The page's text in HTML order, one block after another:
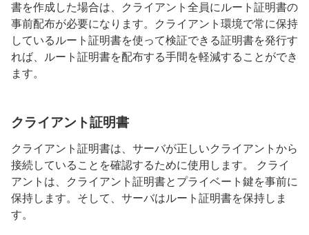
書を作成した場合は、クライアント全員にルート証明書の
事前配布が必要になります。クライアント環境で常に保持
しているルート証明書を使って検証できる証明書を発行す
れば、ルート証明書を配布する手間を軽減することができ
ます。
クライアント証明書
クライアント証明書は、サーバが正しいクライアントから
接続していることを確認するために使用します。 クライ
アントは、クライアント証明書とプライベート鍵を事前に
保持します。そして、サーバはルート証明書を保持しま
す。